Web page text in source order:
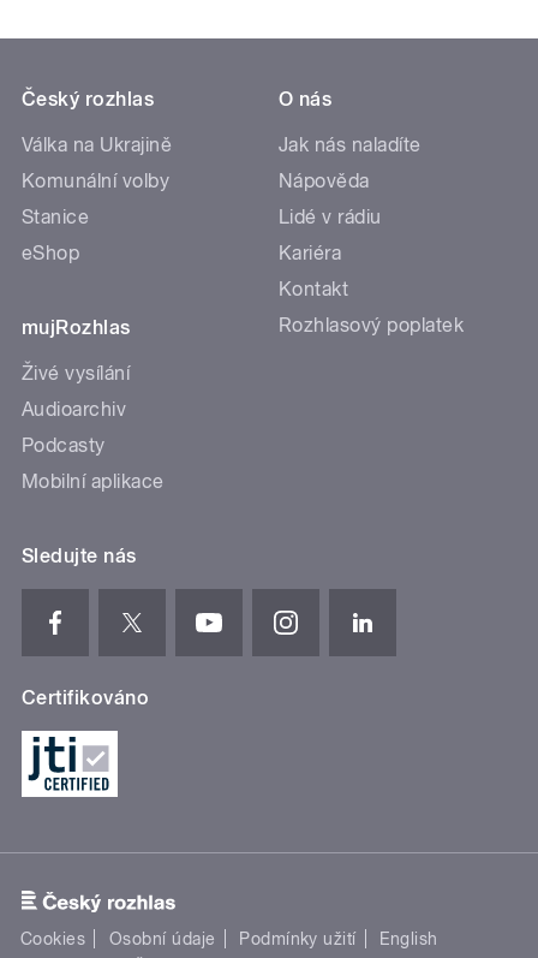
Český rozhlas
Válka na Ukrajině
Komunální volby
Stanice
eShop
mujRozhlas
Živé vysílání
Audioarchiv
Podcasty
Mobilní aplikace
O nás
Jak nás naladíte
Nápověda
Lidé v rádiu
Kariéra
Kontakt
Rozhlasový poplatek
Sledujte nás
Certifikováno
Cookies Osobní údaje Podmínky užití English